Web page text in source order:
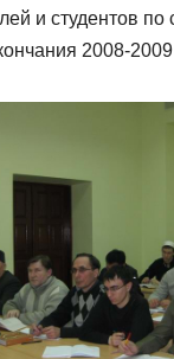
и студентов по
2008-2009